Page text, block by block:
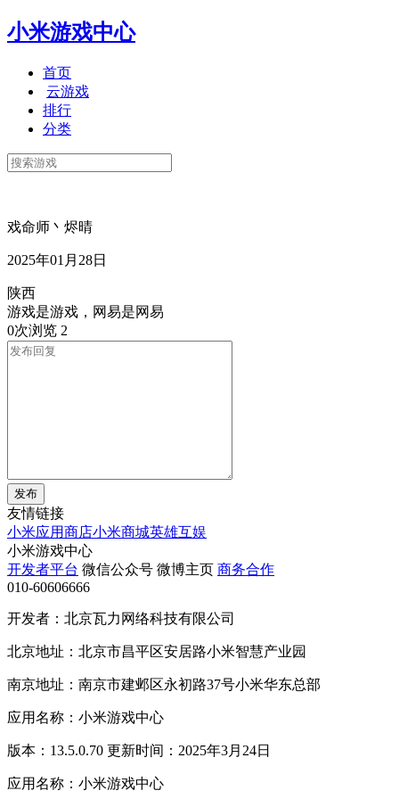
小米游戏中心
首页
云游戏
排行
分类
戏命师丶烬晴
2025年01月28日
陕西
游戏是游戏，网易是网易
0次浏览 2
发布
友情链接
小米应用商店小米商城英雄互娱
小米游戏中心
开发者平台 微信公众号 微博主页 商务合作
010-60606666
开发者：北京瓦力网络科技有限公司
北京地址：北京市昌平区安居路小米智慧产业园
南京地址：南京市建邺区永初路37号小米华东总部
应用名称：小米游戏中心
版本：13.5.0.70 更新时间：2025年3月24日
应用名称：小米游戏中心